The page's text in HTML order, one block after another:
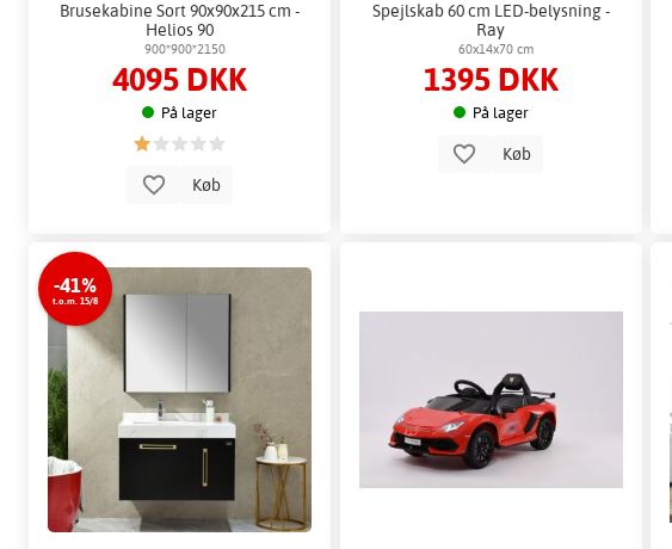
Brusekabine Sort 90x90x215 cm -
Helios 90
900*900*2150
4095 DKK
På lager
Køb
Spejlskab 60 cm LED-belysning -
Ray
60x14x70 cm
1395 DKK
På lager
Køb
-41%
t.o.m. 15/8